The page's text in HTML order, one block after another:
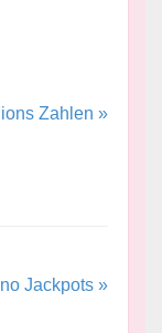
Zahlen »
Jackpots »